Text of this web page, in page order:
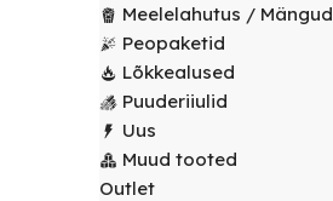
Kandilised
Toolikatted
Servjetid ja
toolikatted
Ümmargused
laudlinad
Kandilised
Meelelahutus / Mängud
Peopaketid
Lõkkealused
Puuderiiulid
Uus
Muud tooted
Outlet